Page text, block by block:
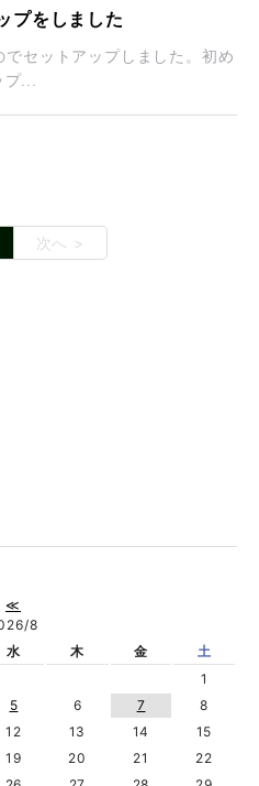
プをしました
セットアップしました。初め
...
次へ >
≪
8
水 木 金
土
1
5 6 7
8
12 13 14
15
19 20 21
22